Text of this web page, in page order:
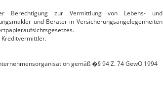
Berechtigung zur Vermittlung von Lebens- und
und Berater in Versicherungsangelegenheiten
Kreditvermittler.
gemäß �§ 94 Z. 74 GewO 1994